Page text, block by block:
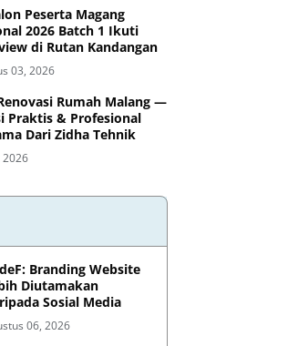
Peserta Magang
2026 Batch 1 Ikuti
di Rutan Kandangan
03, 2026
Rumah Malang —
Praktis & Profesional
Dari Zidha Tehnik
2026
Branding Website
Diutamakan
Sosial Media
06, 2026